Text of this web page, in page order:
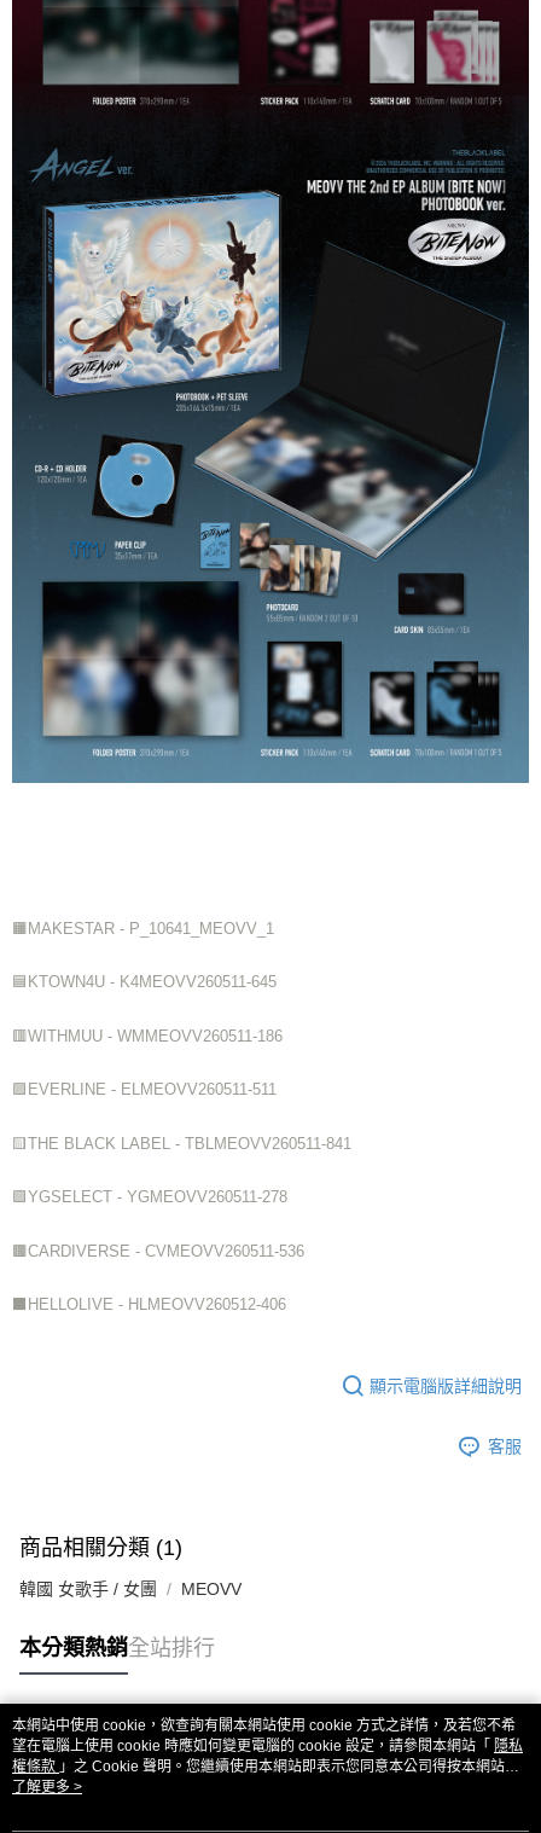
🟧MAKESTAR - P_10641_MEOVV_1
🟦KTOWN4U - K4MEOVV260511-645
🟥WITHMUU - WMMEOVV260511-186
🟪EVERLINE - ELMEOVV260511-511
🟨THE BLACK LABEL - TBLMEOVV260511-841
🟩YGSELECT - YGMEOVV260511-278
🟫CARDIVERSE - CVMEOVV260511-536
⬛HELLOLIVE - HLMEOVV260512-406
顯示電腦版詳細說明
客服
商品相關分類 (1)
韓國 女歌手 / 女團 MEOVV
本分類熱銷全站排行
熱門標籤
本網站中使用 cookie，欲查詢有關本網站使用 cookie 方式之詳情，及若您不希
望在電腦上使用 cookie 時應如何變更電腦的 cookie 設定，請參閱本網站「 隱私
權條款 」之 Cookie 聲明。您繼續使用本網站即表示您同意本公司得按本網站使
用條款之 Cookie 聲明使用 cookie。
了解更多 >